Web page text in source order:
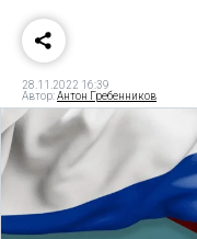
28.11.2022 16:39
Автор:Антон Гребенников